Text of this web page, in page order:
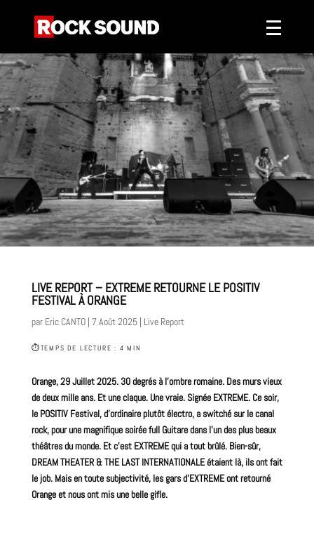
LIVE REPORT – EXTREME RETOURNE LE POSITIV
FESTIVAL À ORANGE
par Eric CANTO| 7 Août 2025| Live Report
⏱TEMPS DE LECTURE : 4 MIN
Orange, 29 Juillet2025. 30 degrés à l’ombre romaine. Des murs vieux
de deux mille ans. Et une claque. Une vraie. Signée EXTREME. Ce soir,
le POSITIV Festival, d’ordinaire plutôt électro, a switché sur le canal
rock, pour une magnifique soiréefull Guitaredans l’un des plus beaux
théâtres du monde. Et c’est EXTREME qui a tout brûlé. Bien-sûr,
DREAMTHEATER & THELASTINTERNATIONALE étaient là, ils ont fait
le job. Mais en toute subjectivité, les gars d’EXTREME ont retourné
Orange et nous ont mis une belle gifle.